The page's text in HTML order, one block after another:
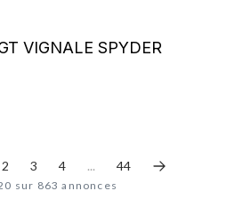
VIGNALE SPYDER
2 3 4 ... 44
sur 863 annonces